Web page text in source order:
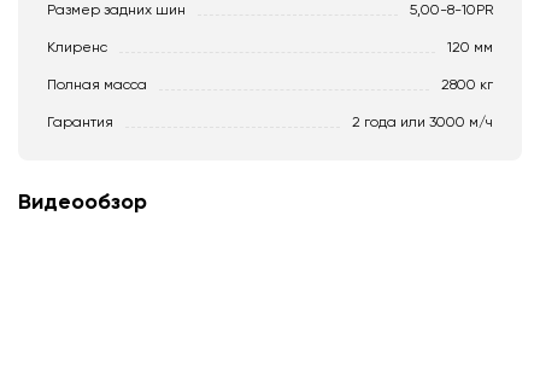
Размер задних шин 5,00-8-10PR
Клиренс 120 мм
Полная масса 2800 кг
Гарантия 2 года или 3000 м/ч
Видеообзор